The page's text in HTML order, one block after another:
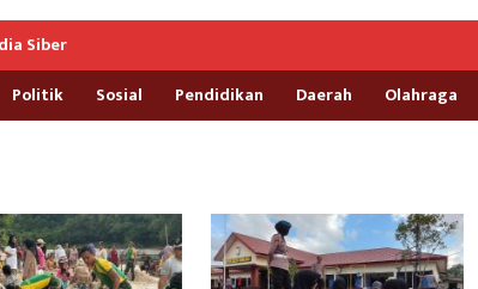
Siber
Politik Sosial Pendidikan Daerah Olahraga